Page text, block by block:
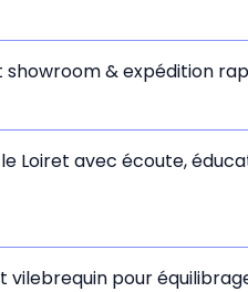
& expédition
Loiret avec écoute,
pour